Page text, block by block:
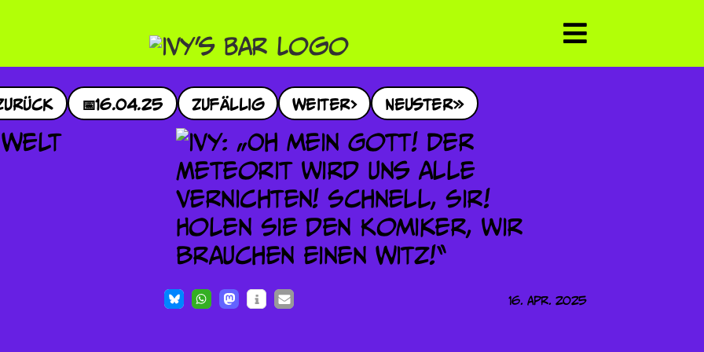
📅16.04.25 Zufällig Weiter Neuster
16. Apr. 2025